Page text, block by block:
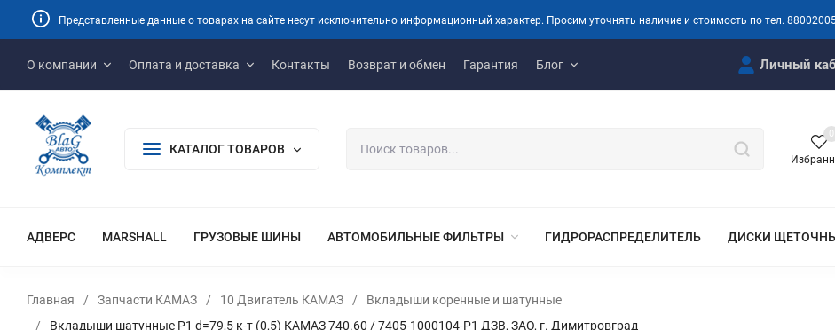
Представленные данные о товарах на сайте несут исключительно информационный характер. Просим уточнять наличие и стоимость по тел.
О компании Оплата и доставка Контакты Возврат и обмен Гарантия Блог Личный
КАТАЛОГ ТОВАРОВ
0
АДВЕРС MARSHALL ГРУЗОВЫЕ ШИНЫ АВТОМОБИЛЬНЫЕ ФИЛЬТРЫ ГИДРОРАСПРЕДЕЛИТЕЛЬ ДИСКИ
Главная / Запчасти КАМАЗ / 10 Двигатель КАМАЗ /
Вкладыши коренные и шатунные
/
Вкладыши шатунные Р1 d=79,5 к-т (0,5) КАМАЗ 740.60 / 7405-1000104-Р1 ДЗВ, ЗАО, г. Димитровград